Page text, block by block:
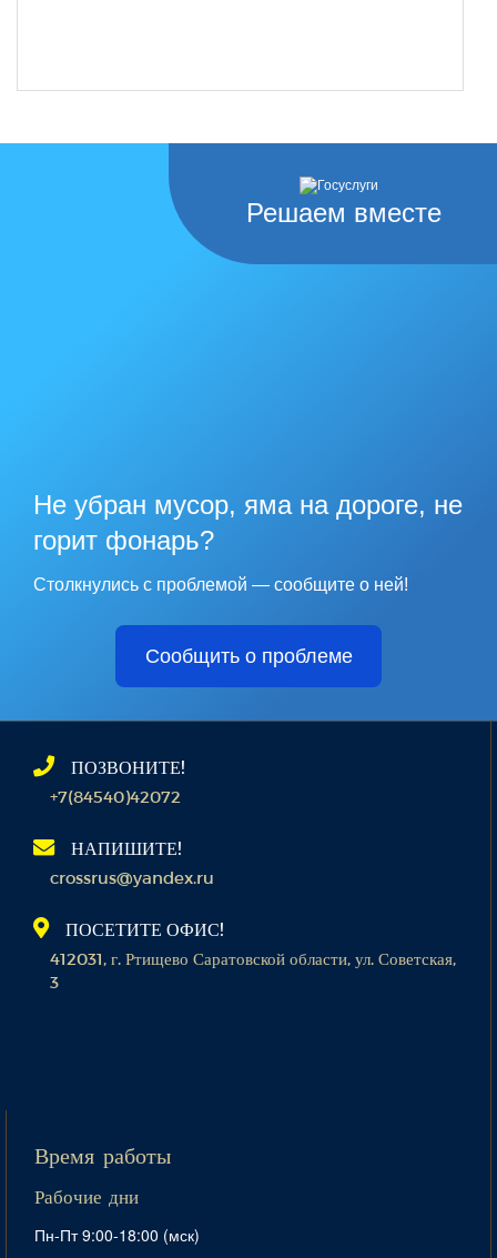
Решаем вместе
Не убран мусор, яма на дороге, не
горит фонарь?
Столкнулись с проблемой — сообщите о ней!
Сообщить о проблеме
ПОЗВОНИТЕ!
+7(84540)42072
НАПИШИТЕ!
crossrus@yandex.ru
ПОСЕТИТЕ ОФИС!
412031, г. Ртищево Саратовской области, ул. Советская,
3
Время работы
Рабочие дни
Пн-Пт 9:00-18:00 (мск)